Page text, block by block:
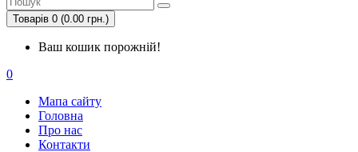
Товарів 0 (0.00 грн.)
Ваш кошик порожній!
0
Мапа сайту
Головна
Про нас
Контакти